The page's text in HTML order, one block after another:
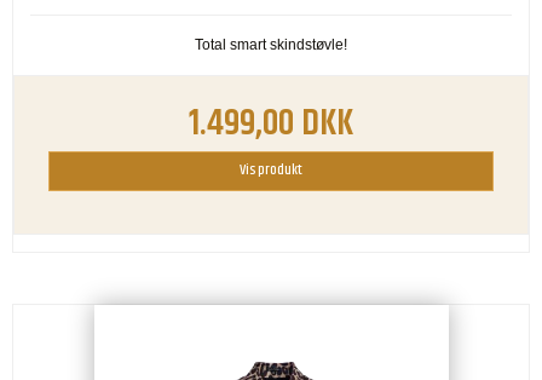
Total smart skindstøvle!
1.499,00 DKK
Vis produkt